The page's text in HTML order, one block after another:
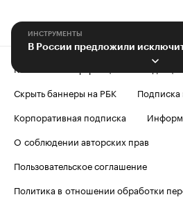
ИНСТРУМЕНТЫ
Контактная информация
Редакция
Скрыть баннеры на РБК
Подписка
Корпоративная подписка
О соблюдении авторских прав
Пользовательское соглашение
Политика в отношении обработки